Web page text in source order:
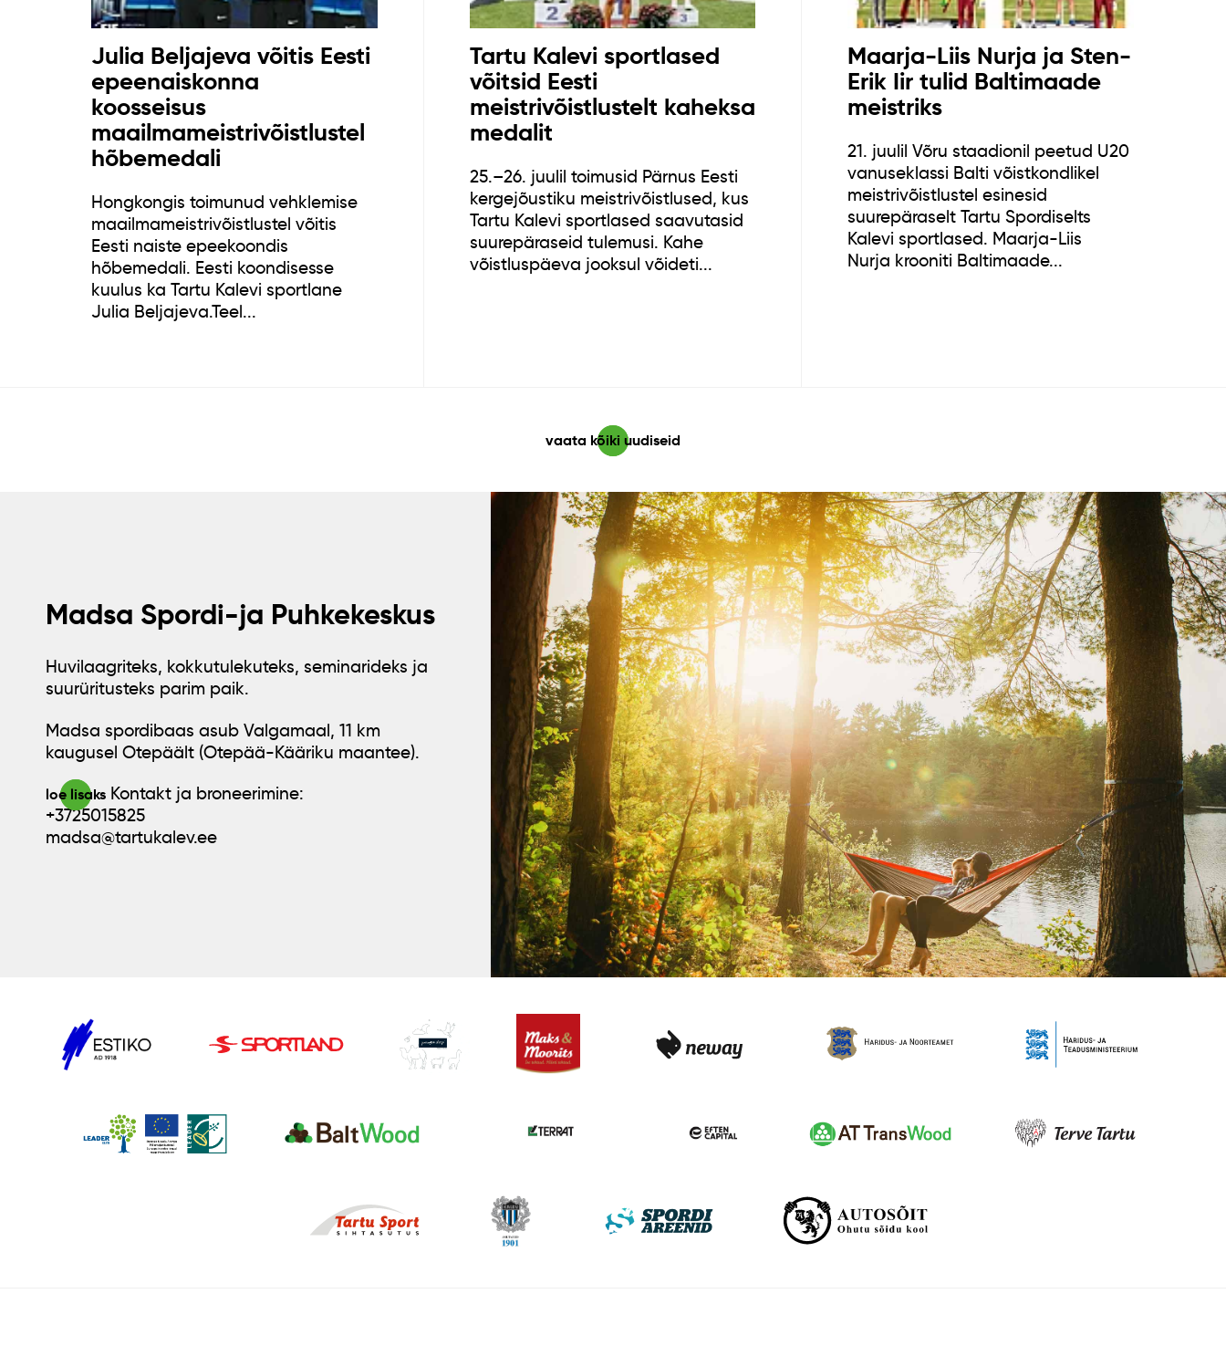
Julia Beljajeva võitis Eesti
epeenaiskonna
koosseisus
maailmameistrivõistlustel
hõbemedali
Hongkongis toimunud vehklemise
maailmameistrivõistlustel võitis
Eesti naiste epeekoondis
hõbemedali. Eesti koondisesse
kuulus ka Tartu Kalevi sportlane
Julia Beljajeva.Teel...
Tartu Kalevi sportlased
võitsid Eesti
meistrivõistlustelt kaheksa
medalit
25.–26. juulil toimusid Pärnus Eesti
kergejõustiku meistrivõistlused, kus
Tartu Kalevi sportlased saavutasid
suurepäraseid tulemusi. Kahe
võistluspäeva jooksul võideti...
Maarja-Liis Nurja ja Sten-
Erik Iir tulid Baltimaade
meistriks
21. juulil Võru staadionil peetud U20
vanuseklassi Balti võistkondlikel
meistrivõistlustel esinesid
suurepäraselt Tartu Spordiselts
Kalevi sportlased. Maarja-Liis
Nurja krooniti Baltimaade...
vaata kõiki uudiseid
Madsa Spordi-ja Puhkekeskus
Huvilaagriteks, kokkutulekuteks, seminarideks ja
suurüritusteks parim paik.
Madsa spordibaas asub Valgamaal, 11 km
kaugusel Otepäält (Otepää-Kääriku maantee).
loe lisaks Kontakt ja broneerimine:
+3725015825
madsa@tartukalev.ee